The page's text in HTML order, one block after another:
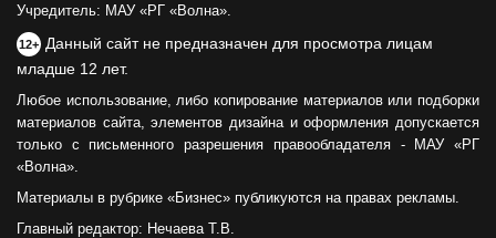
Учредитель: МАУ «РГ «Волна».
12+ Данный сайт не предназначен для просмотра лицам
младше 12 лет.
Любое использование, либо копирование материалов или подборки
материалов сайта, элементов дизайна и оформления допускается
только с письменного разрешения правообладателя - МАУ «РГ
«Волна».
Материалы в рубрике «Бизнес» публикуются на правах рекламы.
Главный редактор: Нечаева Т.В.